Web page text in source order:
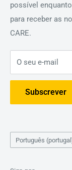
O nosso
Miño S.L.
proximidade.
Aviso legal
Política de
Condições de
Termos de
Dicas
possível
para receber as
CARE.
O seu e-mail
Subscrever
Idioma
Português